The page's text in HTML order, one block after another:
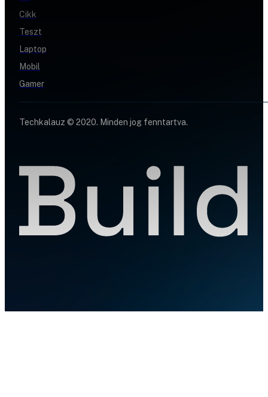
Cikk
Teszt
Laptop
Mobil
Gamer
Techkalauz © 2020. Minden jog fenntartva.